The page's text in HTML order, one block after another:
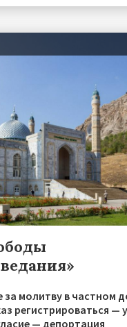
за молитву в частном
регистрироваться —
— депортация